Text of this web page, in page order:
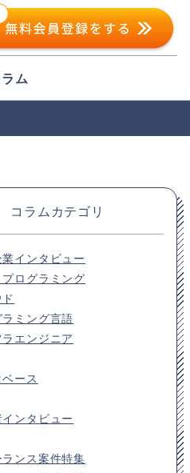
ム
コラムカテゴリ
インタビュー
ログラミング
ミング言語
エンジニア
ース
ンタビュー
ンス案件特集